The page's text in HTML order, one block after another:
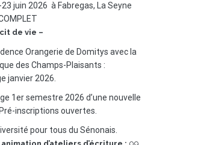
23 juin 2026 à Fabregas, La Seyne
de vie –
Orangerie de Domitys avec la
des Champs-Plaisants :
janvier 2026.
1er semestre 2026 d’une nouvelle
inscriptions ouvertes.
pour tous du Sénonais.